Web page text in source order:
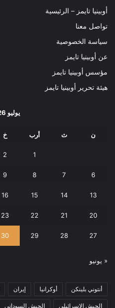
أوبينيا تايمز – الرئيسية
تواصل معنا
سياسة الخصوصية
عن أوبينيا تايمز
مؤسس أوبينيا تايمز
هيئة تحرير أوبينيا تايمز
يوليو 2026
ن ث أرب خ
1
2
6
7
8
9
13
14
15
16
20
21
22
23
27
28
29
30
« يونيو
أنتوني بلينكن أوكرانيا إيران
الجيش الإسرائيلي الجيش السوداني